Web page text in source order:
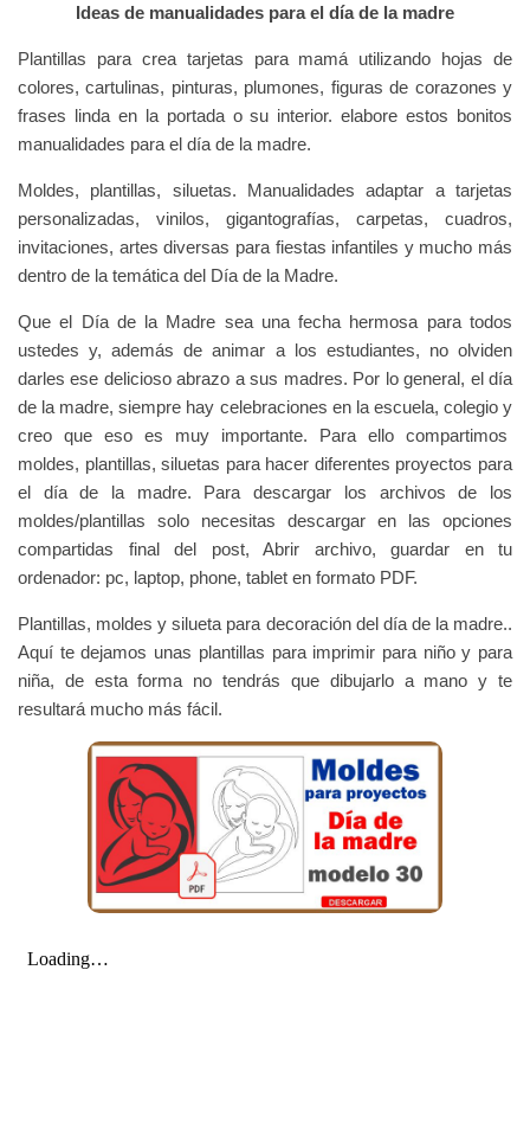
Ideas de manualidades para el día de la madre
Plantillas para crea tarjetas para mamá utilizando hojas de
colores, cartulinas, pinturas, plumones, figuras de corazones y
frases linda en la portada o su interior. elabore estos bonitos
manualidades para el día de la madre.
Moldes, plantillas, siluetas. Manualidades adaptar a tarjetas
personalizadas, vinilos, gigantografías, carpetas, cuadros,
invitaciones, artes diversas para fiestas infantiles y mucho más
dentro de la temática del Día de la Madre.
Que el Día de la Madre sea una fecha hermosa para todos
ustedes y, además de animar a los estudiantes, no olviden
darles ese delicioso abrazo a sus madres. Por lo general, el día
de la madre, siempre hay celebraciones en la escuela, colegio y
creo que eso es muy importante. Para ello compartimos
moldes, plantillas, siluetas para hacer diferentes proyectos para
el día de la madre. Para descargar los archivos de los
moldes/plantillas solo necesitas descargar en las opciones
compartidas final del post, Abrir archivo, guardar en tu
ordenador: pc, laptop, phone, tablet en formato PDF.
Plantillas, moldes y silueta para decoración del día de la madre..
Aquí te dejamos unas plantillas para imprimir para niño y para
niña, de esta forma no tendrás que dibujarlo a mano y te
resultará mucho más fácil.